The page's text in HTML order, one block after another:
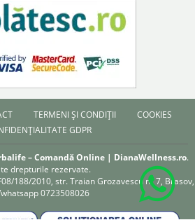
TERMENI ȘI CONDIȚII
COOKIES
GDPR
– Comandă Online | DianaWellness.ro.
drepturile rezervate.
188/2010, str. Traian Grozavescu nr 7, Brasov,
0723508026